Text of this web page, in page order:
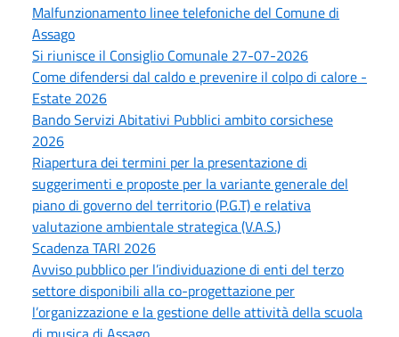
Malfunzionamento linee telefoniche del Comune di
Assago
Si riunisce il Consiglio Comunale 27-07-2026
Come difendersi dal caldo e prevenire il colpo di calore -
Estate 2026
Bando Servizi Abitativi Pubblici ambito corsichese
2026
Riapertura dei termini per la presentazione di
suggerimenti e proposte per la variante generale del
piano di governo del territorio (P.G.T) e relativa
valutazione ambientale strategica (V.A.S.)
Scadenza TARI 2026
Avviso pubblico per l’individuazione di enti del terzo
settore disponibili alla co-progettazione per
l’organizzazione e la gestione delle attività della scuola